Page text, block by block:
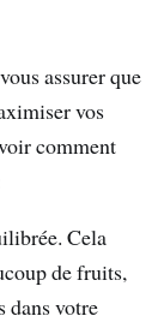
assurer que
vos
comment
Cela
de fruits,
dans votre